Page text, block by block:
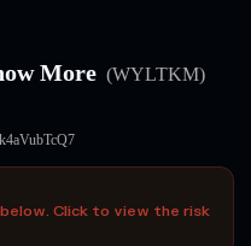
More (WYLTKM)
Click to view the risk